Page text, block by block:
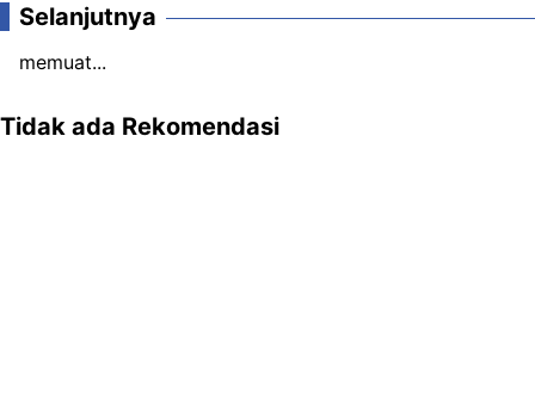
Selanjutnya
memuat...
Tidak ada Rekomendasi